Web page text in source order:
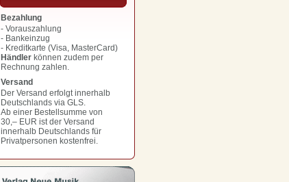
Bezahlung
- Vorauszahlung
- Bankeinzug
- Kreditkarte (Visa, MasterCard)
Händler können zudem per
Rechnung zahlen.
Versand
Der Versand erfolgt innerhalb
Deutschlands via GLS.
Ab einer Bestellsumme von
30,– EUR ist der Versand
innerhalb Deutschlands für
Privatpersonen kostenfrei.